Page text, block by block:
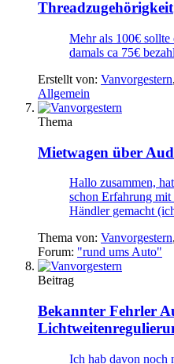
Threadzugehörigkeit
Mehr als 100€ sollte
damals ca 75€
Erstellt von: Vanvorgestern,
Allgemein
Thema
Mietwagen über
Hallo zusammen,
schon Erfahrung
Händler gemacht
Thema von: Vanvorgestern,
Forum: "rund ums Auto"
Beitrag
Bekannter Fehrler
Ich hab davon noch